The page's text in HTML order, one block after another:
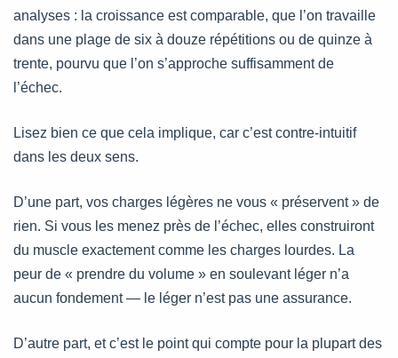
analyses : la croissance est comparable, que l’on travaille
dans une plage de six à douze répétitions ou de quinze à
trente, pourvu que l’on s’approche suffisamment de
l’échec.
Lisez bien ce que cela implique, car c’est contre-intuitif
dans les deux sens.
D’une part, vos charges légères ne vous « préservent » de
rien. Si vous les menez près de l’échec, elles construiront
du muscle exactement comme les charges lourdes. La
peur de « prendre du volume » en soulevant léger n’a
aucun fondement — le léger n’est pas une assurance.
D’autre part, et c’est le point qui compte pour la plupart des